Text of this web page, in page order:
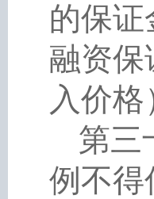
的保
融资保
入价格
第三
例不得